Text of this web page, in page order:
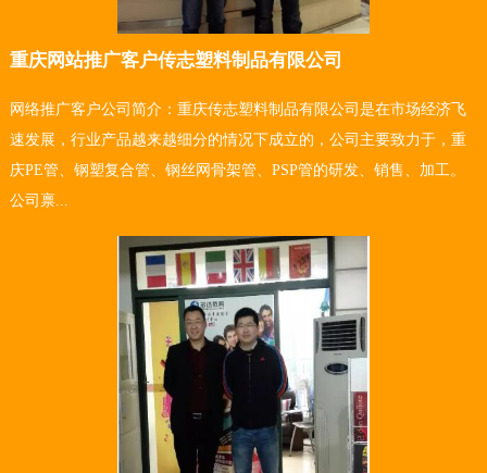
重庆网站推广客户传志塑料制品有限公司
网络推广客户公司简介：重庆传志塑料制品有限公司是在市场经济飞
速发展，行业产品越来越细分的情况下成立的，公司主要致力于，重
庆PE管、钢塑复合管、钢丝网骨架管、PSP管的研发、销售、加工。
公司禀...